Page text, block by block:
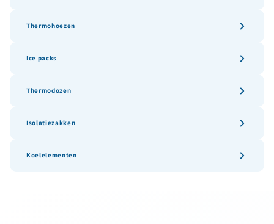
Thermohoezen
Ice packs
Thermodozen
Isolatiezakken
Koelelementen